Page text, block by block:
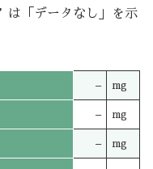
「データなし」を示
– mg
– mg
– mg